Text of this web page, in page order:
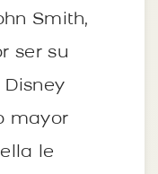
Smith,
ser su
mayor
le